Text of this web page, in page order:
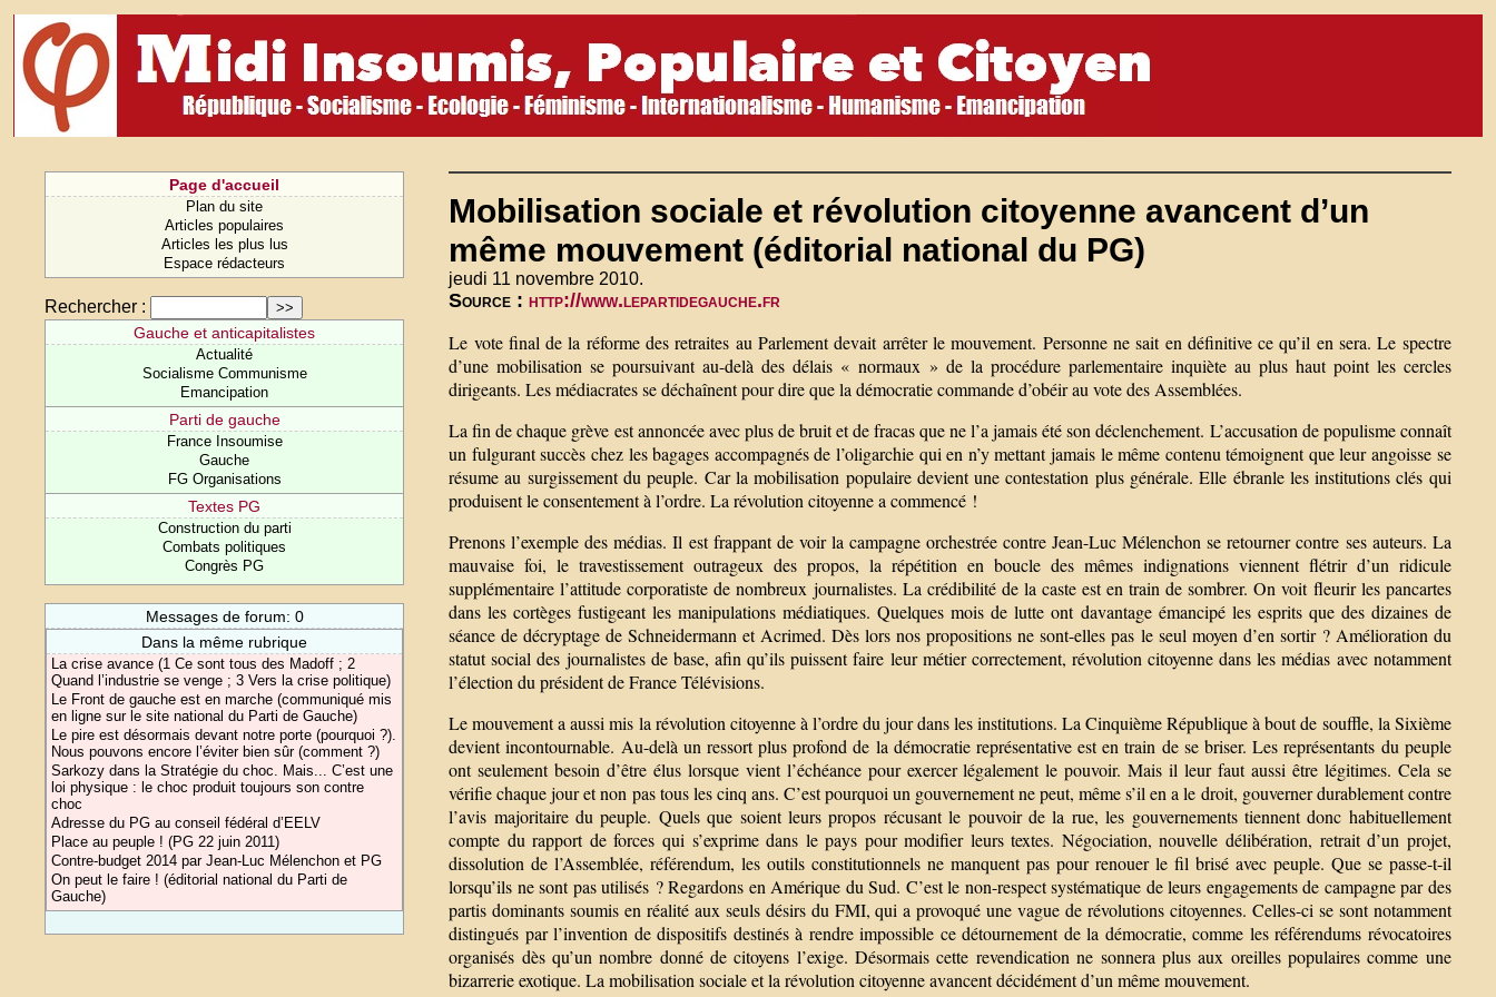
Page d'accueil
Plan du site
Articles populaires
Articles les plus lus
Espace rédacteurs
Rechercher :
Gauche et anticapitalistes
Actualité
Socialisme Communisme
Emancipation
Parti de gauche
France Insoumise
Gauche
FG Organisations
Textes PG
Construction du parti
Combats politiques
Congrès PG
Messages de forum: 0
Dans la même rubrique
La crise avance (1 Ce sont tous des Madoff ; 2
Quand l’industrie se venge ; 3 Vers la crise politique)
Le Front de gauche est en marche (communiqué mis
en ligne sur le site national du Parti de Gauche)
Le pire est désormais devant notre porte (pourquoi ?).
Nous pouvons encore l’éviter bien sûr (comment ?)
Sarkozy dans la Stratégie du choc. Mais... C’est une
loi physique : le choc produit toujours son contre
choc
Adresse du PG au conseil fédéral d’EELV
Place au peuple ! (PG 22 juin 2011)
Contre-budget 2014 par Jean-Luc Mélenchon et PG
On peut le faire ! (éditorial national du Parti de
Gauche)
Mobilisation sociale et révolution citoyenne avancent d’un
même mouvement (éditorial national du PG)
jeudi 11 novembre 2010.
Source :http://www.lepartidegauche.fr
Le vote final de la réforme des retraites au Parlement devait arrêter le mouvement. Personne ne sait en définitive ce qu’il en sera. Le spectre
d’une mobilisation se poursuivant au-delà des délais « normaux » de la procédure parlementaire inquiète au plus haut point les cercles
dirigeants. Les médiacrates se déchaînent pour dire que la démocratie commande d’obéir au vote des Assemblées.
La fin de chaque grève est annoncée avec plus de bruit et de fracas que ne l’a jamais été son déclenchement. L’accusation de populisme connaît
un fulgurant succès chez les bagages accompagnés de l’oligarchie qui en n’y mettant jamais le même contenu témoignent que leur angoisse se
résume au surgissement du peuple. Car la mobilisation populaire devient une contestation plus générale. Elle ébranle les institutions clés qui
produisent le consentement à l’ordre. La révolution citoyenne a commencé !
Prenons l’exemple des médias. Il est frappant de voir la campagne orchestrée contre Jean-Luc Mélenchon se retourner contre ses auteurs. La
mauvaise foi, le travestissement outrageux des propos, la répétition en boucle des mêmes indignations viennent flétrir d’un ridicule
supplémentaire l’attitude corporatiste de nombreux journalistes. La crédibilité de la caste est en train de sombrer. On voit fleurir les pancartes
dans les cortèges fustigeant les manipulations médiatiques. Quelques mois de lutte ont davantage émancipé les esprits que des dizaines de
séance de décryptage de Schneidermann et Acrimed. Dès lors nos propositions ne sont-elles pas le seul moyen d’en sortir ? Amélioration du
statut social des journalistes de base, afin qu’ils puissent faire leur métier correctement, révolution citoyenne dans les médias avec notamment
l’élection du président de France Télévisions.
Le mouvement a aussi mis la révolution citoyenne à l’ordre du jour dans les institutions. La Cinquième République à bout de souffle, la Sixième
devient incontournable. Au-delà un ressort plus profond de la démocratie représentative est en train de se briser. Les représentants du peuple
ont seulement besoin d’être élus lorsque vient l’échéance pour exercer légalement le pouvoir. Mais il leur faut aussi être légitimes. Cela se
vérifie chaque jour et non pas tous les cinq ans. C’est pourquoi un gouvernement ne peut, même s’il en a le droit, gouverner durablement contre
l’avis majoritaire du peuple. Quels que soient leurs propos récusant le pouvoir de la rue, les gouvernements tiennent donc habituellement
compte du rapport de forces qui s’exprime dans le pays pour modifier leurs textes. Négociation, nouvelle délibération, retrait d’un projet,
dissolution de l’Assemblée, référendum, les outils constitutionnels ne manquent pas pour renouer le fil brisé avec peuple. Que se passe-t-il
lorsqu’ils ne sont pas utilisés ? Regardons en Amérique du Sud. C’est le non-respect systématique de leurs engagements de campagne par des
partis dominants soumis en réalité aux seuls désirs du FMI, qui a provoqué une vague de révolutions citoyennes. Celles-ci se sont notamment
distingués par l’invention de dispositifs destinés à rendre impossible ce détournement de la démocratie, comme les référendums révocatoires
organisés dès qu’un nombre donné de citoyens l’exige. Désormais cette revendication ne sonnera plus aux oreilles populaires comme une
bizarrerie exotique. La mobilisation sociale et la révolution citoyenne avancent décidément d’un même mouvement.